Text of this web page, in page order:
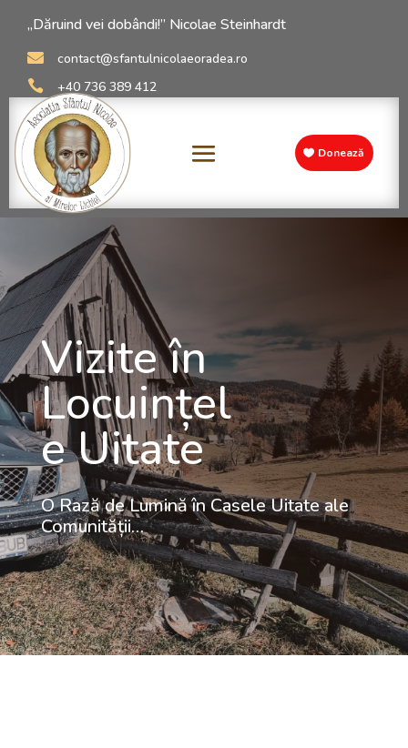
„Dăruind vei dobândi!” Nicolae Steinhardt
 contact@sfantulnicolaeoradea.ro
 +40 736 389 412
Donează
Vizite în
Locuințel
e Uitate
O Rază de Lumină în Casele Uitate ale
Comunității…